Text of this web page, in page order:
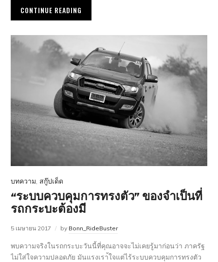
CONTINUE READING
บทความ สกู๊ปเด็ด
“ระบบควบคุมการทรงตัว” ของจำเป็นที่
รถกระบะต้องมี
5 เมษายน 2017 by Bonn_RideBuster
พบความจริงในรถกระบะวันนี้ที่คุณอาจจะไม่เคยรู้มาก่อนว่า ภาครัฐ
ไม่ใส่ใจความปลอดภัย มันแรงเรา้ใจแต่ไร้ระบบควบคุมการทรงตัว